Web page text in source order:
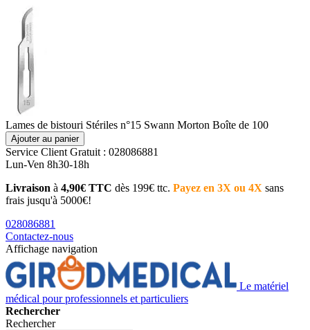
Lames de bistouri Stériles n°15 Swann Morton Boîte de 100
Ajouter au panier
Service Client Gratuit : 028086881
Lun-Ven 8h30-18h
Livraison à 4,90€ TTC dès 199€ ttc. Payez en 3X ou 4X sans
frais jusqu'à 5000€!
028086881
Contactez-nous
Affichage navigation
Le matériel
médical pour professionnels et particuliers
Rechercher
Rechercher